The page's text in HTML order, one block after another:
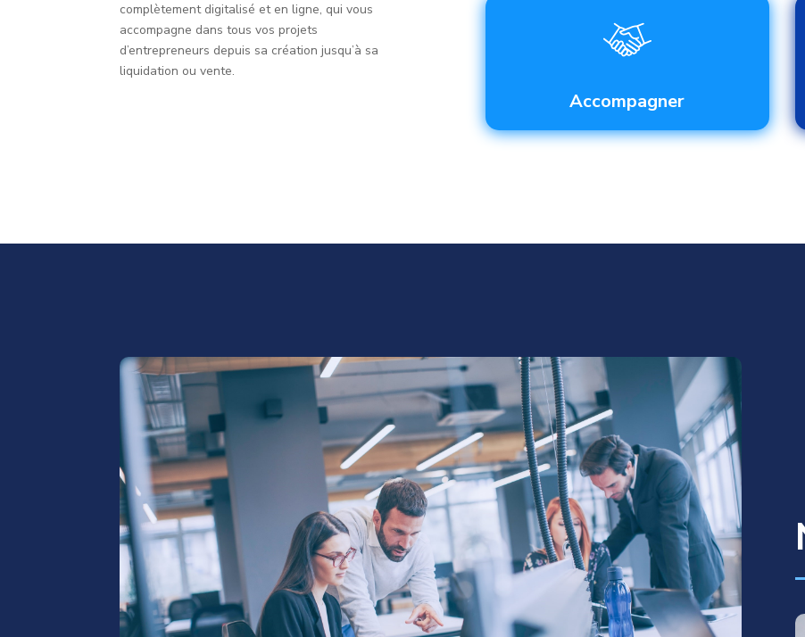
complètement digitalisé et en ligne, qui vous
accompagne dans tous vos projets
d’entrepreneurs depuis sa création jusqu’à sa
liquidation ou vente.
Accompagner